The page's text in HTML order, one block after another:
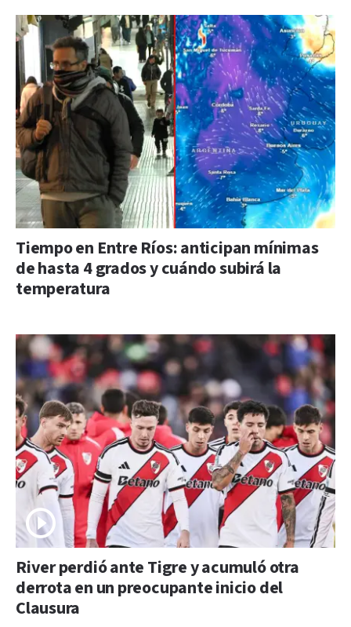
Tiempo en Entre Ríos: anticipan mínimas
de hasta 4 grados y cuándo subirá la
temperatura
River perdió ante Tigre y acumuló otra
derrota en un preocupante inicio del
Clausura